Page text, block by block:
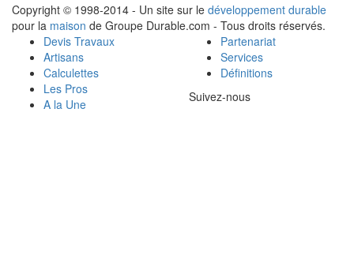
Copyright © 1998-2014 - Un site sur le développement durable
pour la maison de Groupe Durable.com - Tous droits réservés.
Devis Travaux
Artisans
Calculettes
Les Pros
A la Une
Partenariat
Services
Définitions
Suivez-nous